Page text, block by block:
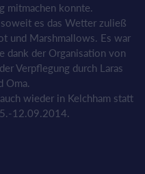
mitmachen konnte.
es das Wetter zuließ
und Marshmallows. Es war
dank der Organisation von
Verpflegung durch Laras
Oma.
wieder in Kelchham statt
12.09.2014.